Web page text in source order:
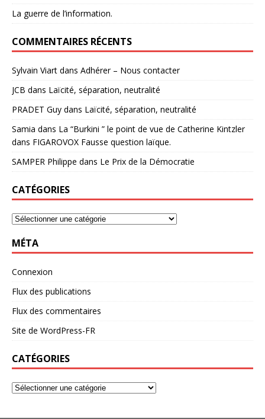
La guerre de l’information.
COMMENTAIRES RÉCENTS
Sylvain Viart dans Adhérer – Nous contacter
JCB dans Laïcité, séparation, neutralité
PRADET Guy dans Laïcité, séparation, neutralité
Samia dans La “Burkini ” le point de vue de Catherine Kintzler
dans FIGAROVOX Fausse question laïque.
SAMPER Philippe dans Le Prix de la Démocratie
CATÉGORIES
MÉTA
Connexion
Flux des publications
Flux des commentaires
Site de WordPress-FR
CATÉGORIES